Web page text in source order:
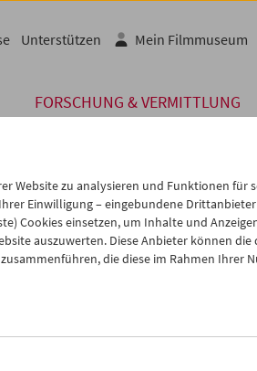
FORSCHUNG & VERMITTLUNG
Unterstützen Mein Filmmuseum
der unabhängigen US-
Österreichischen Filmmuseum
mit der Künstlerin statt.
Website zu analysieren und Funktionen für
Einwilligung – eingebundene Drittanbieter
Cookies einsetzen, um Inhalte und
auszuwerten. Diese Anbieter können die
die diese im Rahmen Ihrer